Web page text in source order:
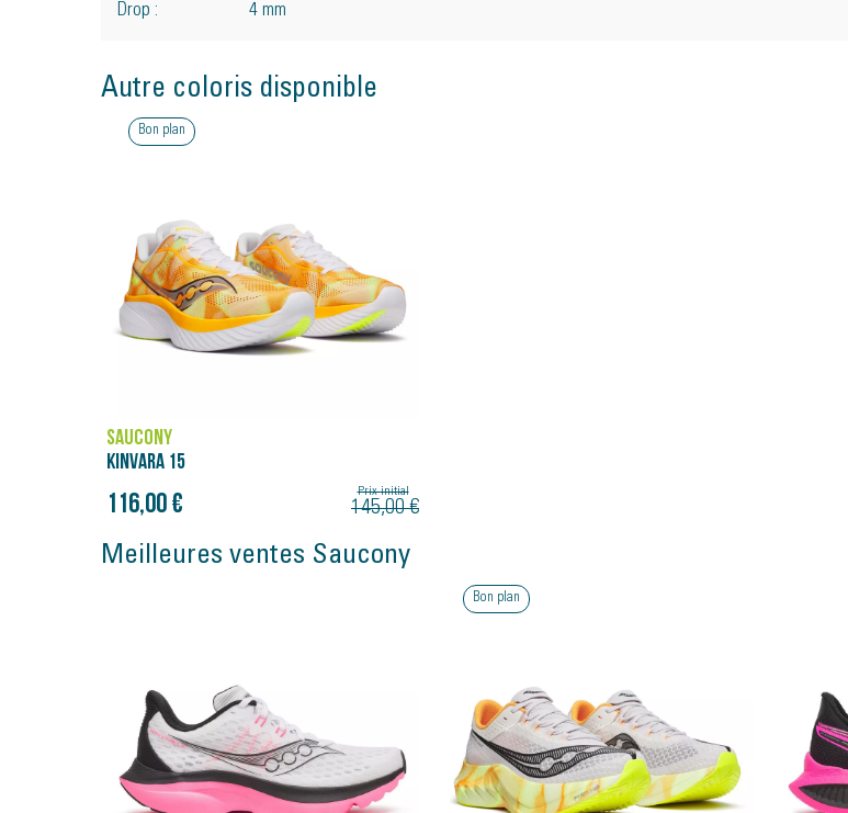
Drop :
4 mm
Autre coloris disponible
Bon plan
SAUCONY
KINVARA 15
116,00 € Prix initial
145,00 €
Meilleures ventes Saucony